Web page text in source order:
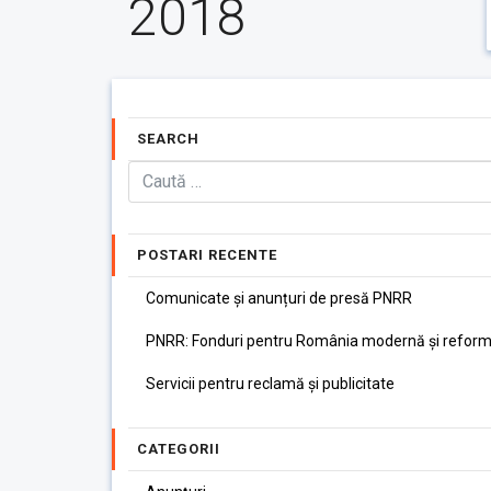
2018
SEARCH
POSTARI RECENTE
Comunicate și anunțuri de presă PNRR
PNRR: Fonduri pentru România modernă și
Servicii pentru reclamă și publicitate
CATEGORII